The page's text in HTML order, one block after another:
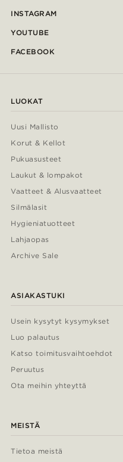
INSTAGRAM
YOUTUBE
FACEBOOK
LUOKAT
Uusi Mallisto
Korut & Kellot
Pukuasusteet
Laukut & lompakot
Vaatteet & Alusvaatteet
Silmälasit
Hygieniatuotteet
Lahjaopas
Archive Sale
ASIAKASTUKI
Usein kysytyt kysymykset
Luo palautus
Katso toimitusvaihtoehdot
Peruutus
Ota meihin yhteyttä
MEISTÄ
Tietoa meistä